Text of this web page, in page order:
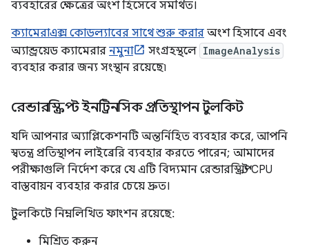
ব্যবহারের ক্ষেত্রের অংশ হিসেবে সমর্থিত।
ক্যামেরাএক্স কোডল্যাবের সাথে শুরু করার অংশ হিসাবে এবং
অ্যান্ড্রয়েড ক্যামেরার নমুনা সংগ্রহস্থলে ImageAnalysis
ব্যবহার করার জন্য সংস্থান রয়েছে৷
রেন্ডারস্ক্রিপ্ট ইনট্রিনসিক প্রতিস্থাপন টুলকিট
যদি আপনার অ্যাপ্লিকেশনটি অন্তর্নিহিত ব্যবহার করে, আপনি
স্বতন্ত্র প্রতিস্থাপন লাইব্রেরি ব্যবহার করতে পারেন; আমাদের
পরীক্ষাগুলি নির্দেশ করে যে এটি বিদ্যমান রেন্ডারস্ক্রিপ্ট CPU
বাস্তবায়ন ব্যবহার করার চেয়ে দ্রুত।
টুলকিটে নিম্নলিখিত ফাংশন রয়েছে:
মিশ্রিত করুন